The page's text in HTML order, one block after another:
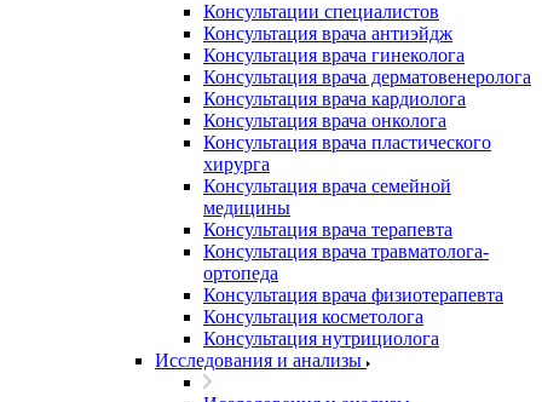
Консультации специалистов
Консультация врача антиэйдж
Консультация врача гинеколога
Консультация врача дерматовенеролога
Консультация врача кардиолога
Консультация врача онколога
Консультация врача пластического
хирурга
Консультация врача семейной
медицины
Консультация врача терапевта
Консультация врача травматолога-
ортопеда
Консультация врача физиотерапевта
Консультация косметолога
Консультация нутрициолога
Исследования и анализы